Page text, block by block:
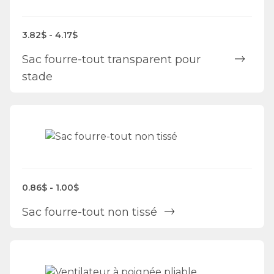
3.82$ - 4.17$
Sac fourre-tout transparent pour
stade
0.86$ - 1.00$
Sac fourre-tout non tissé